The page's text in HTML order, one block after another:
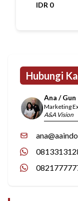
IDR 0
Hubungi
Ana / Gun
Marketing
A&A Vision